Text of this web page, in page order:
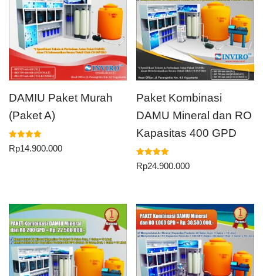
DAMIU Paket Murah
(Paket A)
Dinilai
5.00
Rp14.900.000
Paket Kombinasi
DAMU Mineral dan RO
Kapasitas 400 GPD
Dinilai
5.00
Rp24.900.000